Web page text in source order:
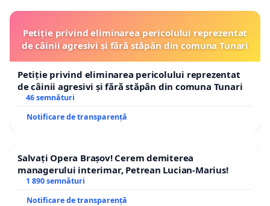
Petiție privind eliminarea pericolului reprezentat
de câinii agresivi și fără stăpân din comuna Tunari
Petiție privind eliminarea pericolului reprezentat
de câinii agresivi și fără stăpân din comuna Tunari
46 semnături
Notificare de transparență
Salvați Opera Brașov! Cerem demiterea
managerului interimar, Petrean Lucian-Marius!
1 890 semnături
Notificare de transparență